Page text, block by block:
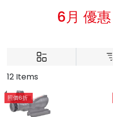
6月 優
12 Items
照價6折